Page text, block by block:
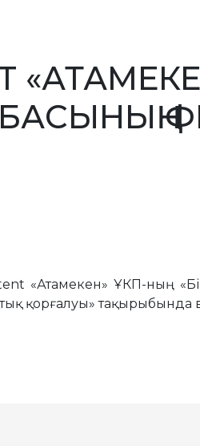
«Атамекен» ҰКП-ның
қорғалуы» тақырыбында